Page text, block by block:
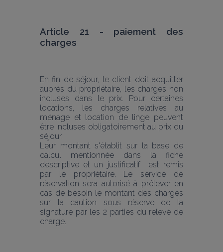
Article 21 - paiement des
charges
En fin de séjour, le client doit acquitter
auprès du propriétaire, les charges non
incluses dans le prix. Pour certaines
locations, les charges relatives au
ménage et location de linge peuvent
être incluses obligatoirement au prix du
séjour.
Leur montant s'établit sur la base de
calcul mentionnée dans la fiche
descriptive et un justificatif  est remis
par le propriétaire. Le service de
réservation sera autorisé à prélever en
cas de besoin le montant des charges
sur la caution sous réserve de la
signature par les 2 parties du relevé de
charge.